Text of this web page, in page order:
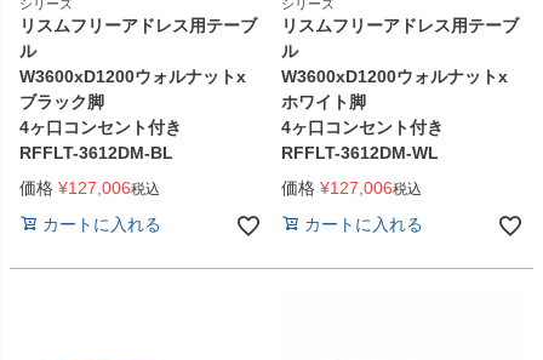
シリーズ
リスムフリーアドレス用テーブ
ル
W3600xD1200ウォルナットx
ブラック脚
4ヶ口コンセント付き
RFFLT-3612DM-BL
価格 ¥127,006税込
カートに入れる
シリーズ
リスムフリーアドレス用テーブ
ル
W3600xD1200ウォルナットx
ホワイト脚
4ヶ口コンセント付き
RFFLT-3612DM-WL
価格 ¥127,006税込
カートに入れる